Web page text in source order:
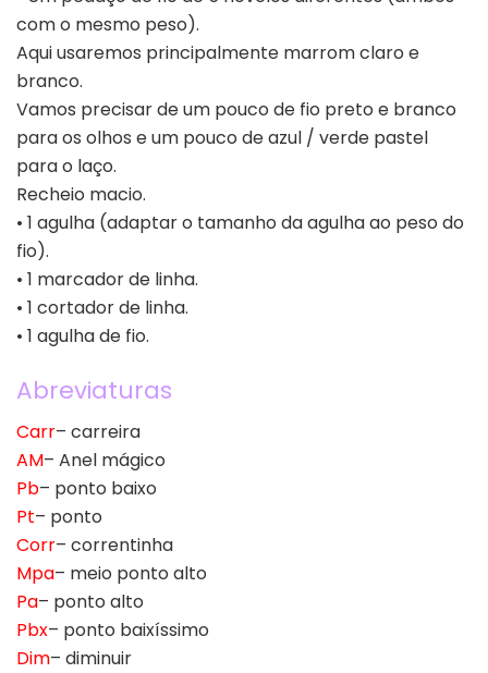
com o mesmo peso).
Aqui usaremos principalmente marrom claro e
branco.
Vamos precisar de um pouco de fio preto e branco
para os olhos e um pouco de azul / verde pastel
para o laço.
Recheio macio.
• 1 agulha (adaptar o tamanho da agulha ao peso do
fio).
• 1 marcador de linha.
• 1 cortador de linha.
• 1 agulha de fio.
Abreviaturas
Carr– carreira
AM– Anel mágico
Pb– ponto baixo
Pt– ponto
Corr– correntinha
Mpa– meio ponto alto
Pa– ponto alto
Pbx– ponto baixíssimo
Dim– diminuir